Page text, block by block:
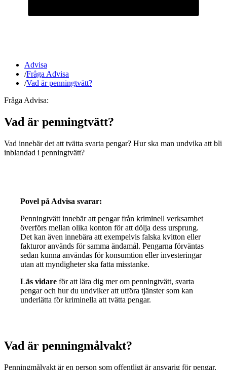
Advisa
/Fråga Advisa
/Vad är penningtvätt?
Fråga Advisa:
Vad är penningtvätt?
Vad innebär det att tvätta svarta pengar? Hur ska man undvika att bli
inblandad i penningtvätt?
Povel på Advisa svarar:
Penningtvätt innebär att pengar från kriminell verksamhet
överförs mellan olika konton för att dölja dess ursprung.
Det kan även innebära att exempelvis falska kvitton eller
fakturor används för samma ändamål. Pengarna förväntas
sedan kunna användas för konsumtion eller investeringar
utan att myndigheter ska fatta misstanke.
Läs vidare för att lära dig mer om penningtvätt, svarta
pengar och hur du undviker att utföra tjänster som kan
underlätta för kriminella att tvätta pengar.
Vad är penningmålvakt?
Penningmålvakt är en person som offentligt är ansvarig för pengar,